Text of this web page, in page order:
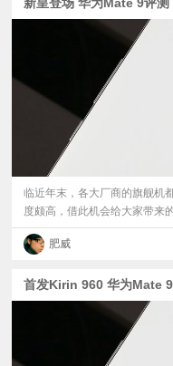
临近年末，各大厂商的旗舰机
度颇高，借此机会给大家带来
肥威
首发Kirin 960 华为Mate